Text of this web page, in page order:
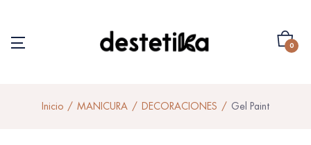
0
Inicio MANICURA DECORACIONES Gel Paint